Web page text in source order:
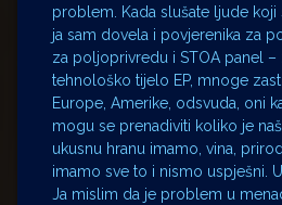
problem. Kada slušate ljude koji
ja sam dovela i povjerenika za
za poljoprivredu i STOA panel –
tehnološko tijelo EP, mnoge
Europe, Amerike, odsvuda, oni
mogu se prenadiviti koliko je
ukusnu hranu imamo, vina,
imamo sve to i nismo uspješni.
Ja mislim da je problem u